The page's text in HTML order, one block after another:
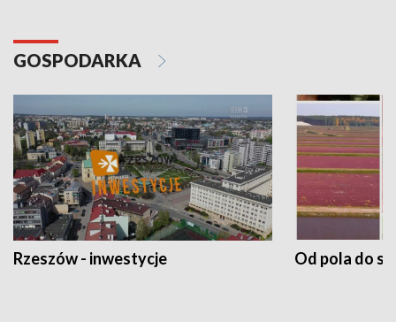
GOSPODARKA
Rzeszów - inwestycje Od pola do